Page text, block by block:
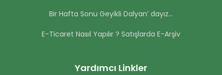
Bir Hafta Sonu Geyikli Dalyan’ dayız…
E-Ticaret Nasıl Yapılır ? Satışlarda E-Arşiv
Yardımcı Linkler